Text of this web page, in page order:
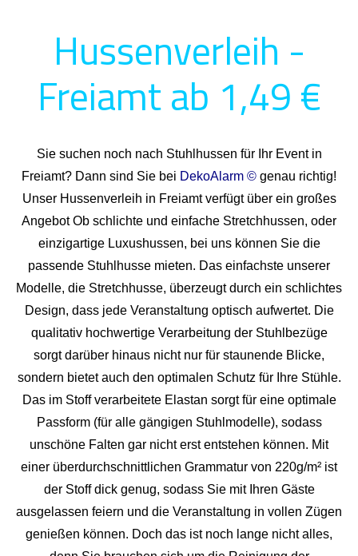
Hussenverleih -
Freiamt ab 1,49 €
Sie suchen noch nach Stuhlhussen für Ihr Event in
Freiamt? Dann sind Sie bei DekoAlarm © genau richtig!
Unser Hussenverleih in Freiamt verfügt über ein großes
Angebot Ob schlichte und einfache Stretchhussen, oder
einzigartige Luxushussen, bei uns können Sie die
passende Stuhlhusse mieten. Das einfachste unserer
Modelle, die Stretchhusse, überzeugt durch ein schlichtes
Design, dass jede Veranstaltung optisch aufwertet. Die
qualitativ hochwertige Verarbeitung der Stuhlbezüge
sorgt darüber hinaus nicht nur für staunende Blicke,
sondern bietet auch den optimalen Schutz für Ihre Stühle.
Das im Stoff verarbeitete Elastan sorgt für eine optimale
Passform (für alle gängigen Stuhlmodelle), sodass
unschöne Falten gar nicht erst entstehen können. Mit
einer überdurchschnittlichen Grammatur von 220g/m² ist
der Stoff dick genug, sodass Sie mit Ihren Gäste
ausgelassen feiern und die Veranstaltung in vollen Zügen
genießen können. Doch das ist noch lange nicht alles,